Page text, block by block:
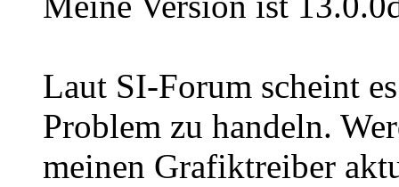
Laut SI-Forum scheint
Problem zu handeln.
meinen Grafiktreiber